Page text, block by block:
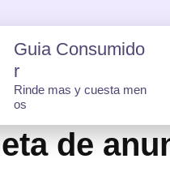
Guia Consumido
R
Rinde mas y cuesta men
os
de